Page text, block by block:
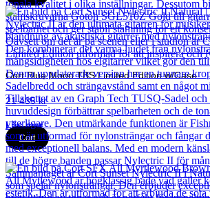
Cort Blue Moon TBS Limited Edition w/Case
21 435kr
Läs mer
Cort